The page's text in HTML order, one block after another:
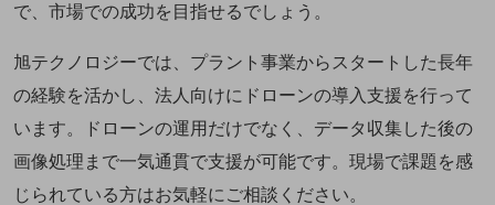
で、市場での成功を目指せるでしょう。
旭テクノロジーでは、プラント事業からスタートした長年
の経験を活かし、法人向けにドローンの導入支援を行って
います。ドローンの運用だけでなく、データ収集した後の
画像処理まで一気通貫で支援が可能です。現場で課題を感
じられている方はお気軽にご相談ください。